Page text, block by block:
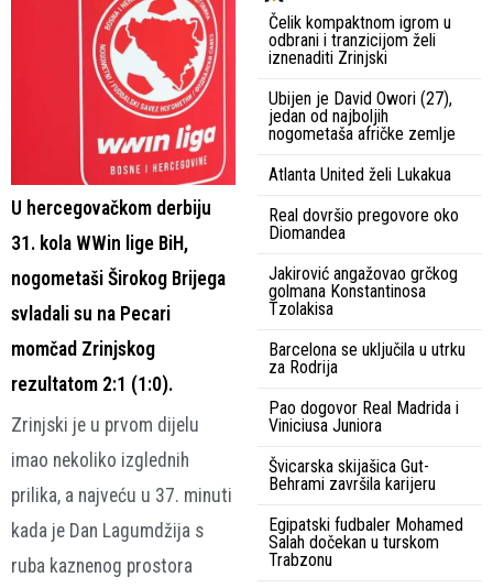
U hercegovačkom derbiju
31. kola WWin lige BiH,
nogometaši Širokog Brijega
svladali su na Pecari
momčad Zrinjskog
rezultatom 2:1 (1:0).
Zrinjski je u prvom dijelu
imao nekoliko izglednih
prilika, a najveću u 37. minuti
kada je Dan Lagumdžija s
ruba kaznenog prostora
Čelik kompaktnom igrom u
odbrani i tranzicijom želi
iznenaditi Zrinjski
Ubijen je David Owori (27),
jedan od najboljih
nogometaša afričke zemlje
Atlanta United želi Lukakua
Real dovršio pregovore oko
Diomandea
Jakirović angažovao grčkog
golmana Konstantinosa
Tzolakisa
Barcelona se uključila u utrku
za Rodrija
Pao dogovor Real Madrida i
Viniciusa Juniora
Švicarska skijašica Gut-
Behrami završila karijeru
Egipatski fudbaler Mohamed
Salah dočekan u turskom
Trabzonu